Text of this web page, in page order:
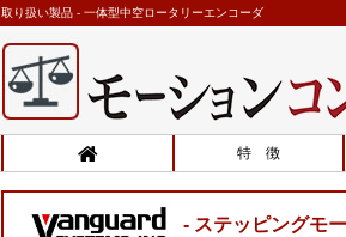
取り扱い製品 - 一体型中空ロータリーエンコーダ
特 徴
ステッピングモ